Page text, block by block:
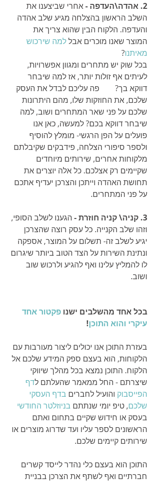
2. אהדה\העדפה -
אחרי שביצענו את
השלב הראשון בהצלחה מגיע שלב אהדה
והעדפה. הלקוח הבין שהוא צריך את
המוצר שאנו מוכרים אבל למה שירכוש
מאיתנו?
בכל שוק יש מתחרים ומגוון אפשרויות,
לעיתים אף זולות יותר, אז למה שיבחר
דווקא בך?        פה עליכם לבדל את העסק
שלכם, את החוזקות שלו, מהם היתרונות
שלכם על פני שאר המתחרים ושוב, למה
שיבחר דווקא בכם? למעשה, כאן אנו
פועלים על הפן הרגשי- מומלץ להוסיף
ולספר סיפורי הצלחה, פידבקים שקיבלתם
מלקוחות אחרים, שירותים מיוחדים
שקיימים רק אצלכם. כל אלה יוצרים את
תחושת האהדה וייתכן והצרכן יעדיף אתכם
על פני המתחרים.
3. קניה\ קניה חוזרת -
הגענו לשלב הסופי,
וזהו שלב הקנייה. כל עסק רוצה שהצרכן
יגיע לשלב זה- תשלום על המוצר, אספקה
ונתינת השירות על הצד הטוב ביותר שיגרום
לו להמליץ עלינו ואף להגיע ולרכוש שוב
ושוב.
בכל אחד מהשלבים ישנו פקטור אחד
עיקרי והוא התוכן!
בעזרת התוכן אנו יכולים ליצור מעורבות עם
הלקוחות, הוא בעצם ספק המידע שלכם אל
הלקוח. התוכן נמצא בכל מהלך שיווקי
שיצרתם - החל ממאמר שהעלתם לדף
הפייסבוק והועיל לחברים בדף העסקי
שלכם, טיפ יומי שנתתם בניוזלטר החודשי
בעסק או חידוש שקיים בתחום ואתם
הראשונים לספר עליו ועד שדרוג מוצרים או
שירותים קיימים שלכם.
התוכן הוא בעצם כלי נהדר לייסד קשרים
חברתיים ואף לשתף את הצרכן בבניית